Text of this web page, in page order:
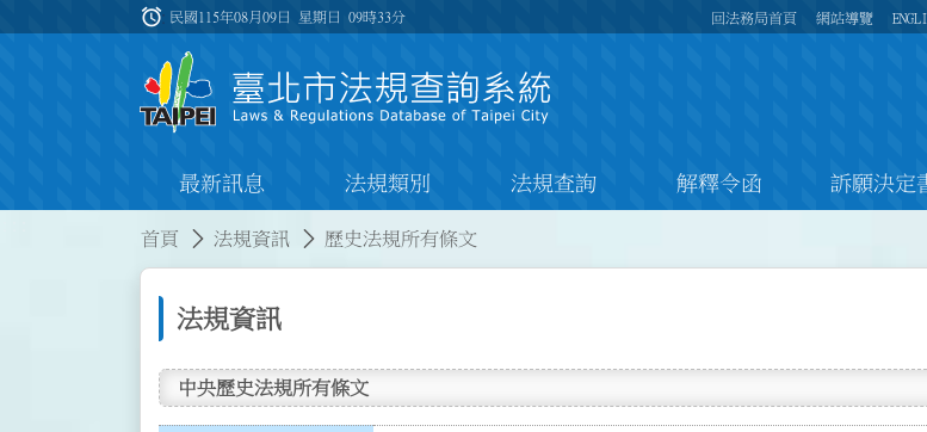
:::
alarm 民國115年08月09日 星期日09時33分 回法務局首頁 網站導覽
最新訊息 法規類別 法規查詢 解釋令函 訴願決定
首頁 法規資訊 歷史法規所有條文
法規資訊
中央歷史法規所有條文